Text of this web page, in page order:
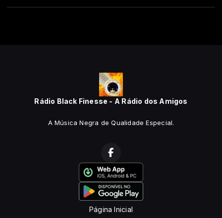
Rádio Black Finesse - A Rádio dos Amigos
A Música Negra de Qualidade Especial.
Página Inicial